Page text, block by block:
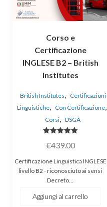
Corso e
Certificazione
INGLESE B2 – British
Institutes
British Institutes, Certificazioni
Linguistiche, Con Certificazione,
Corsi, DSGA
5.00
€439.00
Certificazione Linguistica INGLESE
livello B2 - riconosciuto ai sensi
Decreto…
Aggiungi al carrello